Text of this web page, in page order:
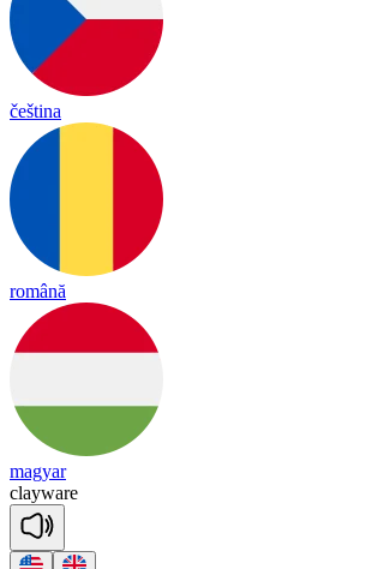
čeština
română
magyar
clayware